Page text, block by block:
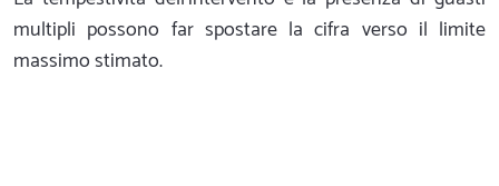
multipli possono far spostare la cifra verso il limite
massimo stimato.